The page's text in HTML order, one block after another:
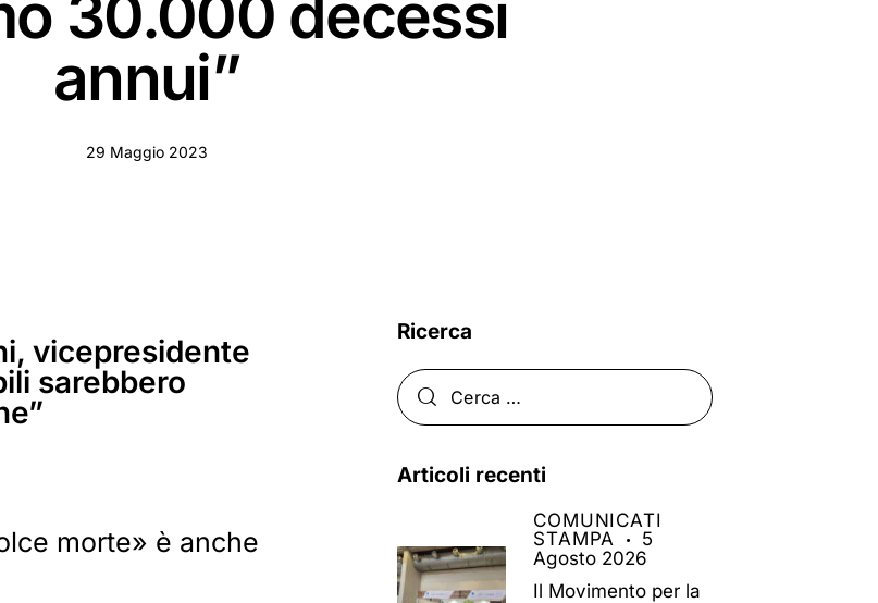
30.000 decessi
annui”
29 Maggio 2023
vicepresidente
sarebbero
morte» è anche
Ricerca
Articoli recenti
COMUNICATI
STAMPA
5
Agosto 2026
Il Movimento per la